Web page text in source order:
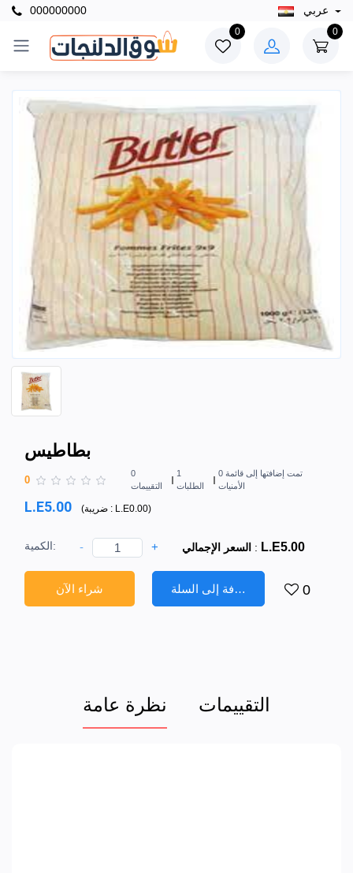
000000000
0 0
بطاطيس
0
0
التقييمات
1
الطلبات
0 تمت إضافتها إلى قائمة
الأمنيات
L.E5.00 ( ضريبة : L.E0.00)
الكمية: - + السعر الإجمالي : L.E5.00
شراء الآن إضافة إلى السلة 0
نظرة عامة التقييمات